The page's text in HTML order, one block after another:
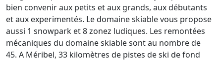
bien convenir aux petits et aux grands, aux débutants
et aux experimentés. Le domaine skiable vous propose
aussi 1 snowpark et 8 zonez ludiques. Les remontées
mécaniques du domaine skiable sont au nombre de
45. A Méribel, 33 kilomètres de pistes de ski de fond